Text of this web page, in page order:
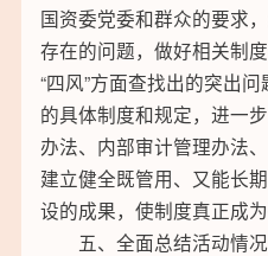
国资委党委和群众的要求
存在的问题，做好相关制
“四风”方面查找出的突出
的具体制度和规定，进一
办法、内部审计管理办法
建立健全既管用、又能长
设的成果，使制度真正成为
五、全面总结活动情况